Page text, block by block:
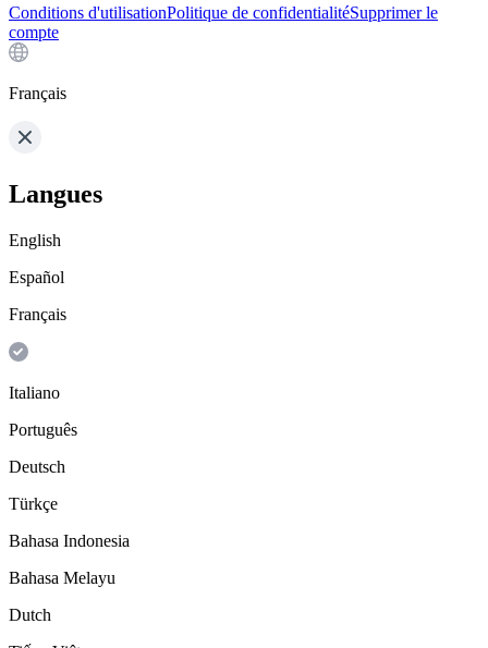
Conditions d'utilisationPolitique de confidentialitéSupprimer le
compte
Français
Langues
English
Español
Français
Italiano
Português
Deutsch
Türkçe
Bahasa Indonesia
Bahasa Melayu
Dutch